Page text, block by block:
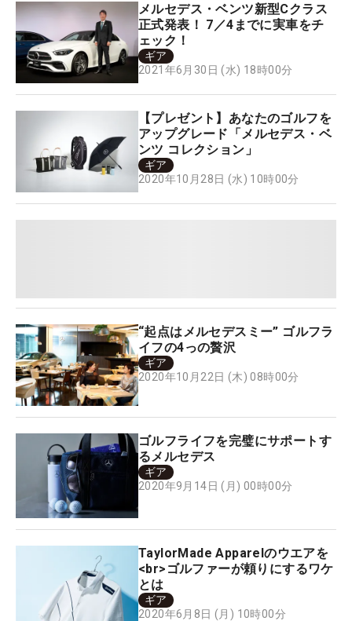
メルセデス・ベンツ新型Cクラス
正式発表！ 7／4までに実車をチ
ェック！
ギア
2021年6月30日 (水) 18時00分
【プレゼント】あなたのゴルフを
アップグレード「メルセデス・ベ
ンツ コレクション」
ギア
2020年10月28日 (水) 10時00分
“起点はメルセデスミー” ゴルフラ
イフの4っの贅沢
ギア
2020年10月22日 (木) 08時00分
ゴルフライフを完璧にサポートす
るメルセデス
ギア
2020年9月14日 (月) 00時00分
TaylorMade Apparelのウエアを
<br>ゴルファーが頼りにするワケ
とは
ギア
2020年6月8日 (月) 10時00分